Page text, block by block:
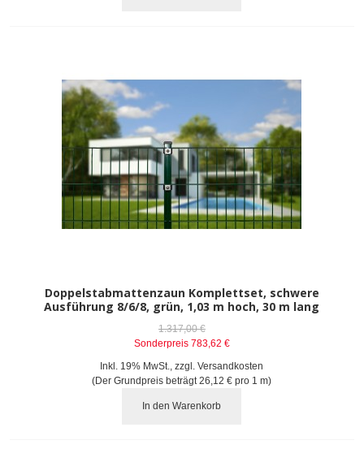
Doppelstabmattenzaun Komplettset, schwere
Ausführung 8/6/8, grün, 1,03 m hoch, 30 m lang
1.317,00 €
Sonderpreis 783,62 €
Inkl. 19% MwSt.
,zzgl.Versandkosten
(Der Grundpreis beträgt26,12 € pro 1 m)
In den Warenkorb